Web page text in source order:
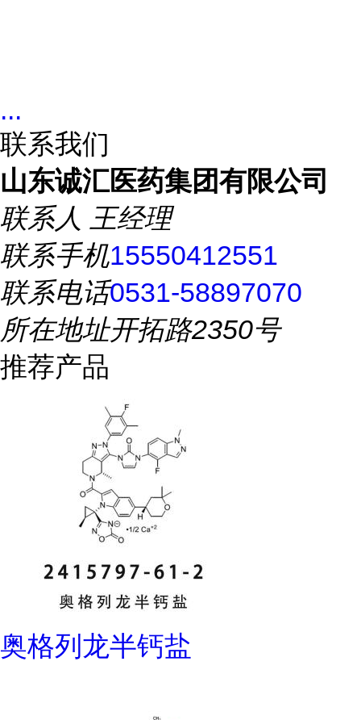
...
联系我们
山东诚汇医药集团有限公司
联系人 王经理
联系手机15550412551
联系电话0531-58897070
所在地址开拓路2350号
推荐产品
奥格列龙半钙盐